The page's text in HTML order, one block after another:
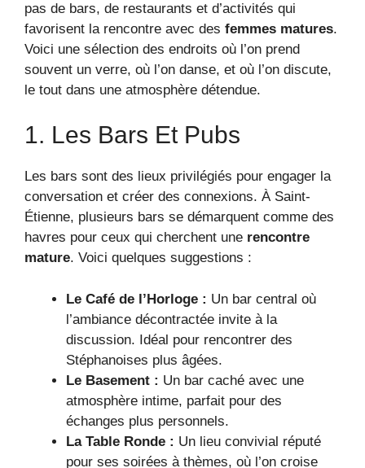
pas de bars, de restaurants et d’activités qui
favorisent la rencontre avec des femmes matures.
Voici une sélection des endroits où l’on prend
souvent un verre, où l’on danse, et où l’on discute,
le tout dans une atmosphère détendue.
1. Les Bars Et Pubs
Les bars sont des lieux privilégiés pour engager la
conversation et créer des connexions. À Saint-
Étienne, plusieurs bars se démarquent comme des
havres pour ceux qui cherchent une rencontre
mature. Voici quelques suggestions :
Le Café de l’Horloge : Un bar central où
l’ambiance décontractée invite à la
discussion. Idéal pour rencontrer des
Stéphanoises plus âgées.
Le Basement : Un bar caché avec une
atmosphère intime, parfait pour des
échanges plus personnels.
La Table Ronde : Un lieu convivial réputé
pour ses soirées à thèmes, où l’on croise